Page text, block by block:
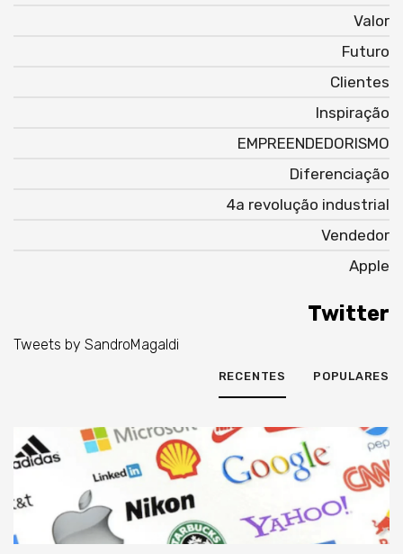
Valor
Futuro
Clientes
Inspiração
EMPREENDEDORISMO
Diferenciação
4a revolução industrial
Vendedor
Apple
Twitter
Tweets by SandroMagaldi
POPULARES
RECENTES